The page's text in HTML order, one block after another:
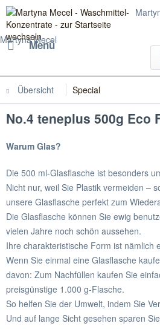
Martyna Mecel
Menü
Übersicht Special
No.4 teneplus 500g Eco
Warum Glas?
Die 500 ml-Glasflasche ist besonders
Nicht nur, weil Sie Plastik vermeiden –
unsere Glasflasche perfekt zum
Die Glasflasche können Sie ewig
vielen Jahre noch schön aussehen.
Ihre charakteristische Form ist nämlich
Wenn Sie einmal eine Glasflasche
davon: Zum Nachfüllen kaufen Sie
preisgünstige 1.000 g-Flasche.
So helfen Sie der Umwelt, indem Sie
Und auf lange Sicht gesehen sparen